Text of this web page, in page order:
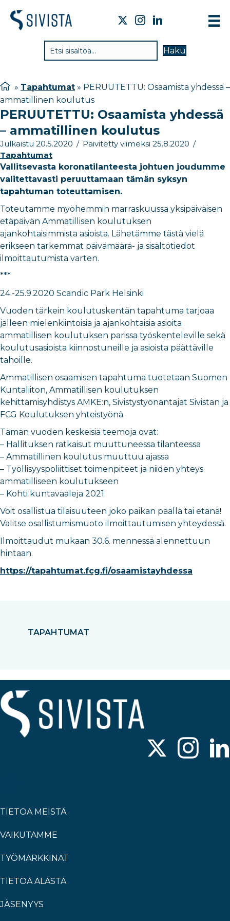
Haku
TAPAHTUMAT
» Tapahtumat » PERUUTETTU: Osaamista yhdessä –
ammatillinen koulutus
PERUUTETTU: Osaamista yhdessä
– ammatillinen koulutus
Julkaistu 20.5.2020 / Päivitetty viimeksi 25.8.2020 /
Tapahtumat
Vallitsevasta koronatilanteesta johtuen joudumme
valitettavasti peruuttamaan tämän syksyn
tapahtuman toteuttamisen.
Toteutamme myöhemmin marraskuussa yksipäiväisen
etäpäivän Ammatillisen koulutuksen
ajankohtaisimmista asioista. Lähetämme tästä vielä
erikseen tarkemmat päivämäärä- ja sisältötiedot
ilmoittautumista varten.
***
24.-25.9.2020 Scandic Park Helsinki
Vuoden tärkein koulutuskentän tapahtuma tarjoaa
jälleen mielenkiintoisia ja ajankohtaisia asioita
ammatillisen koulutuksen parissa työskenteleville sekä
koulutusasioista kiinnostuneille ja asioista päättäville
tahoille.
Ammatillisen osaamisen tapahtuma tuotetaan Suomen
Kuntaliiton, Ammatillisen koulutuksen
kehittämisyhdistys AMKE:n, Sivistystyönantajat Sivistan ja
FCG Koulutuksen yhteistyönä.
Tämän vuoden keskeisiä teemoja ovat:
– Hallituksen ratkaisut muuttuneessa tilanteessa
– Ammatillinen koulutus muuttuu ajassa
– Työllisyyspoliittiset toimenpiteet ja niiden yhteys
ammatilliseen koulutukseen
– Kohti kuntavaaleja 2021
Voit osallistua tilaisuuteen joko paikan päällä tai etänä!
Valitse osallistumismuoto ilmoittautumisen yhteydessä.
Ilmoittaudut mukaan 30.6. mennessä alennettuun
hintaan.
https://tapahtumat.fcg.fi/osaamistayhdessa
TIETOA MEISTÄ
VAIKUTAMME
TYÖMARKKINAT
TIETOA ALASTA
JÄSENYYS